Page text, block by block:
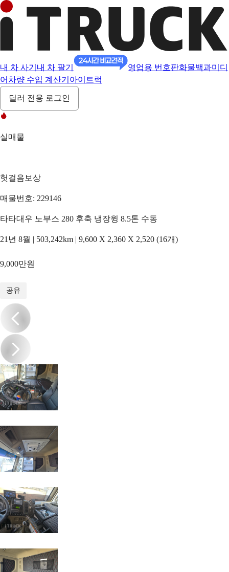
내 차 사기 내 차 팔기 영업용 번호판화물백과미디
어 차량 수입 계산기 아이트럭
딜러 전용 로그인
실매물
헛걸음보상
매물번호: 229146
타타대우 노부스 280 후축 냉장윙 8.5톤 수동
21년 8월 | 503,242km | 9,600 X 2,360 X 2,520 (16개)
9,000만원
공유
/13